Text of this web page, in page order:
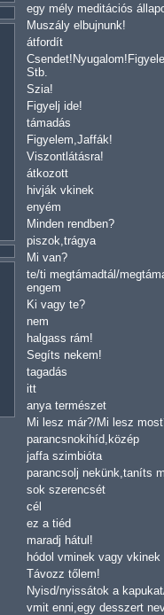
egy mély meditációs
Muszály elbujnunk!
átfordít
Stb.
Szia!
Figyelj ide!
támadás
Figyelem,Jaffák!
Viszontlátásra!
átkozott
hivják vkinek
enyém
Minden rendben?
piszok,trágya
Mi van?
te/ti megtámadtál/
engem
Ki vagy te?
nem
halgass rám!
Segíts nekem!
tagadás
itt
anya természet
Mi lesz már?/Mi lesz
parancsnokihíd,közép
jaffa szimbióta
parancsolj nekünk,taníts
sok szerencsét
cél
ez a tiéd
maradj hátul!
hódol vminek vagy vkinek
Távozz tőlem!
Nyisd/nyissátok a
vmit enni,egy desszert